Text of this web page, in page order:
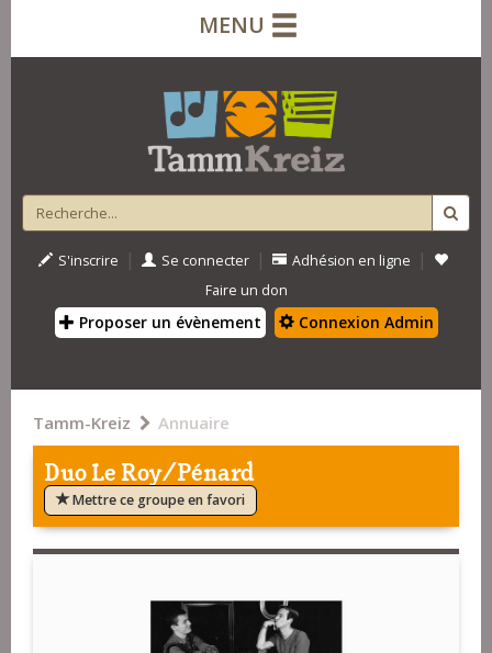
MENU
S'inscrire | Se connecter | Adhésion en ligne |
Faire un don
Proposer un évènement Connexion Admin
Tamm-Kreiz Annuaire
Duo Le Roy/Pénard
Mettre ce groupe en favori